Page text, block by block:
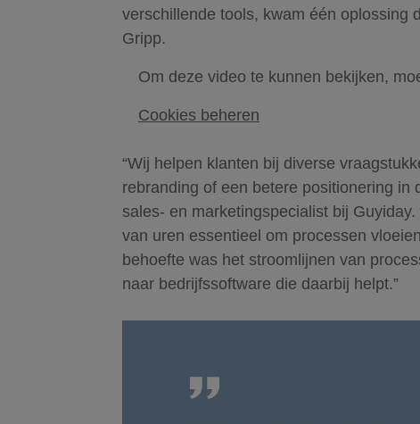
verschillende tools, kwam één oplossing
Gripp.
Om deze video te kunnen bekijken,
Cookies beheren
“Wij helpen klanten bij diverse
rebranding of een betere positionering in
sales- en marketingspecialist bij
van uren essentieel om processen
behoefte was het stroomlijnen van
naar bedrijfssoftware die daarbij helpt.”